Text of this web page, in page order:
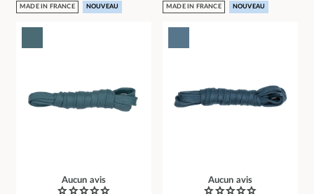
MADE IN FRANCE NOUVEAU
Aucun avis
MADE IN FRANCE NOUVEAU
Aucun avis